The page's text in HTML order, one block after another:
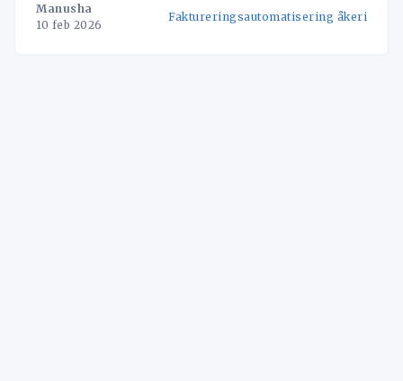
Upptäck "Effektivitetsillusionen" och hur du kan
Manusha
10 feb 2026
Faktureringsautomatisering åkeri